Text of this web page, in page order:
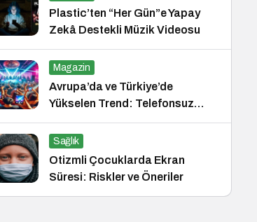
Plastic’ten “Her Gün”e Yapay
Zekâ Destekli Müzik Videosu
Magazin
Avrupa’da ve Türkiye’de
Yükselen Trend: Telefonsuz
Gece Kulüpleri
Sağlık
Otizmli Çocuklarda Ekran
Süresi: Riskler ve Öneriler